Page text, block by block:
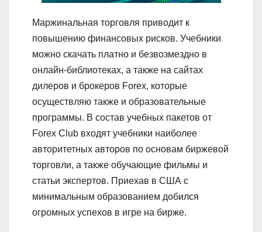
Маржинальная торговля приводит к
повышению финансовых рисков. Учебники
можно скачать платно и безвозмездно в
онлайн-библиотеках, а также на сайтах
дилеров и брокеров Forex, которые
осуществляю также и образовательные
программы. В состав учебных пакетов от
Forex Club входят учебники наиболее
авторитетных авторов по основам биржевой
торговли, а также обучающие фильмы и
статьи экспертов. Приехав в США с
минимальным образованием добился
огромных успехов в игре на бирже.